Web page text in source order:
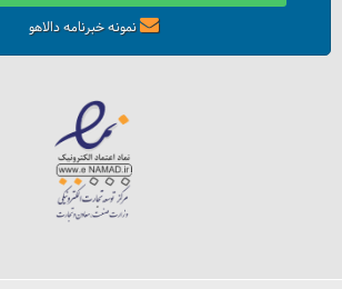
نمونه خبرنامه دالاهو